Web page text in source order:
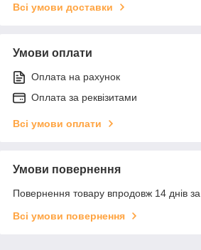
Всі умови доставки
Умови оплати
Оплата на рахунок
Оплата за реквізитами
Всі умови оплати
Умови повернення
Повернення товару впродовж 14 днів
Всі умови повернення